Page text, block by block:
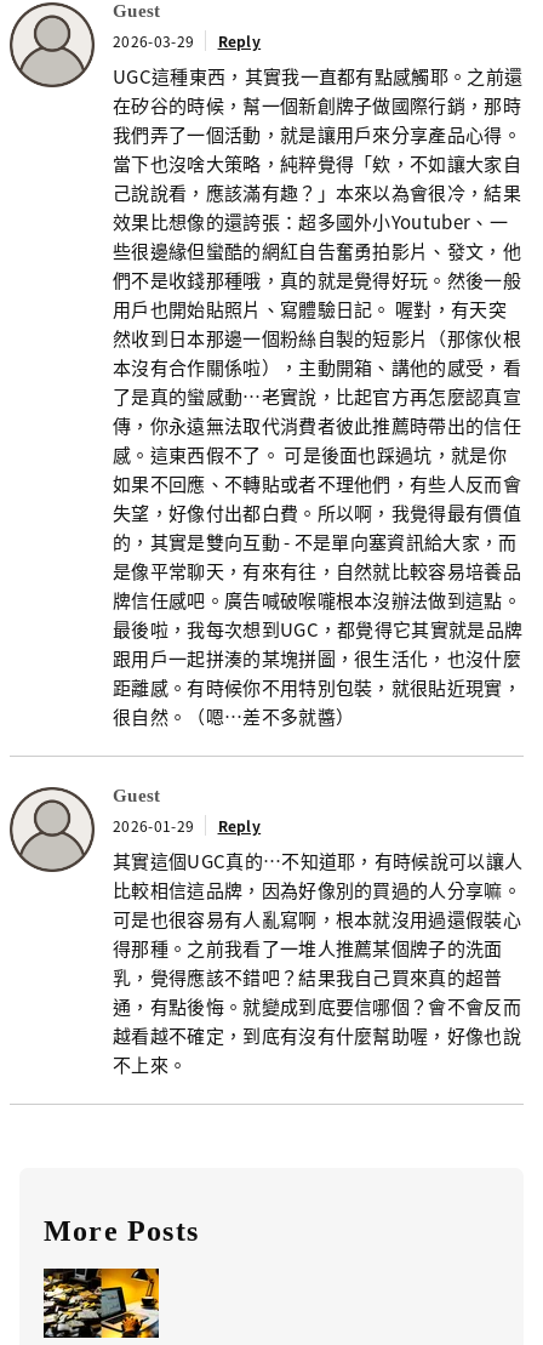
Guest
2026-03-29 Reply
UGC這種東西，其實我一直都有點感觸耶。之前還
在矽谷的時候，幫一個新創牌子做國際行銷，那時
我們弄了一個活動，就是讓用戶來分享產品心得。
當下也沒啥大策略，純粹覺得「欸，不如讓大家自
己說說看，應該滿有趣？」本來以為會很冷，結果
效果比想像的還誇張：超多國外小Youtuber、一
些很邊緣但蠻酷的網紅自告奮勇拍影片、發文，他
們不是收錢那種哦，真的就是覺得好玩。然後一般
用戶也開始貼照片、寫體驗日記。 喔對，有天突
然收到日本那邊一個粉絲自製的短影片（那傢伙根
本沒有合作關係啦），主動開箱、講他的感受，看
了是真的蠻感動…老實說，比起官方再怎麼認真宣
傳，你永遠無法取代消費者彼此推薦時帶出的信任
感。這東西假不了。 可是後面也踩過坑，就是你
如果不回應、不轉貼或者不理他們，有些人反而會
失望，好像付出都白費。所以啊，我覺得最有價值
的，其實是雙向互動 - 不是單向塞資訊給大家，而
是像平常聊天，有來有往，自然就比較容易培養品
牌信任感吧。廣告喊破喉嚨根本沒辦法做到這點。
最後啦，我每次想到UGC，都覺得它其實就是品牌
跟用戶一起拼湊的某塊拼圖，很生活化，也沒什麼
距離感。有時候你不用特別包裝，就很貼近現實，
很自然。（嗯…差不多就醬）
Guest
2026-01-29 Reply
其實這個UGC真的…不知道耶，有時候說可以讓人
比較相信這品牌，因為好像別的買過的人分享嘛。
可是也很容易有人亂寫啊，根本就沒用過還假裝心
得那種。之前我看了一堆人推薦某個牌子的洗面
乳，覺得應該不錯吧？結果我自己買來真的超普
通，有點後悔。就變成到底要信哪個？會不會反而
越看越不確定，到底有沒有什麼幫助喔，好像也說
不上來。
More Posts